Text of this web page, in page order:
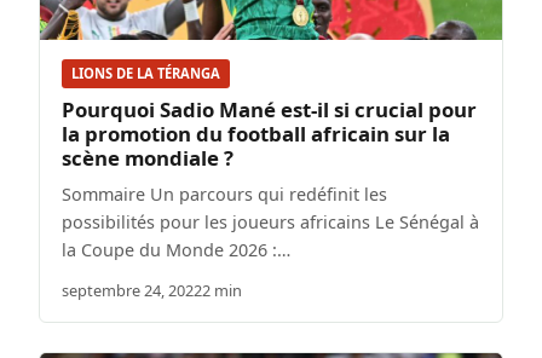
LIONS DE LA TÉRANGA
Pourquoi Sadio Mané est-il si crucial pour
la promotion du football africain sur la
scène mondiale ?
Sommaire Un parcours qui redéfinit les
possibilités pour les joueurs africains Le Sénégal à
la Coupe du Monde 2026 :…
septembre 24, 20222 min